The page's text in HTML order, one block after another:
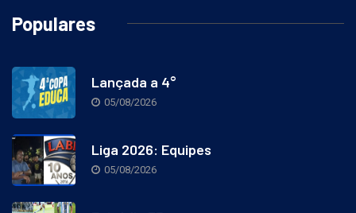
Populares
Lançada a 4°
05/08/2026
Liga 2026: Equipes
05/08/2026